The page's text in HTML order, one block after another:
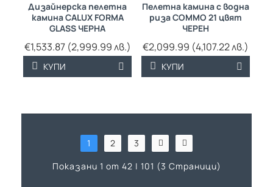
Дизайнерска пелетна
камина CALUX FORMA
GLASS ЧЕРНА
€1,533.87 (2,999.99 лв.)
КУПИ
Пелетна камина с водна
риза COMMO 21 цвят
ЧЕРЕН
€2,099.99 (4,107.22 лв.)
КУПИ
1 2
3
Показани 1 от 42 | 101 (3 Страници)